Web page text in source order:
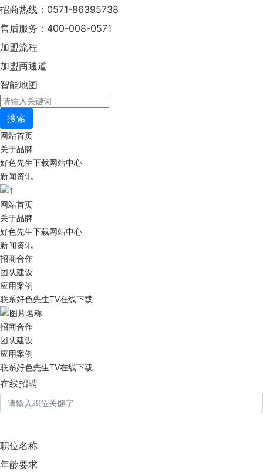
招商热线：0571-86395738
售后服务：400-008-0571
加盟流程
加盟商通道
智能地图
搜索
网站首页
关于品牌
好色先生下载网站中心
新闻资讯
网站首页
关于品牌
好色先生下载网站中心
新闻资讯
招商合作
团队建设
应用案例
联系好色先生TV在线下载
招商合作
团队建设
应用案例
联系好色先生TV在线下载
在线招聘
职位名称
年龄要求